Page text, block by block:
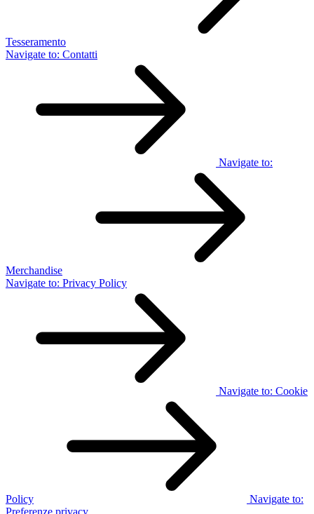
Tesseramento
Navigate to: Contatti
Navigate to:
Merchandise
Navigate to: Privacy Policy
Navigate to: Cookie
Policy
Navigate to:
Preferenze privacy